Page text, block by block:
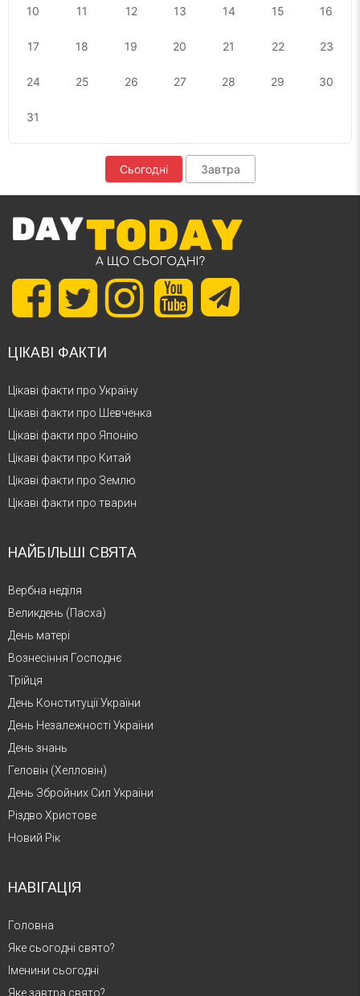
10 11 12 13 14 15 16
17 18 19 20 21 22 23
24 25 26 27 28 29 30
31
Сьогодні Завтра
ЦІКАВІ ФАКТИ
Цікаві факти про Україну
Цікаві факти про Шевченка
Цікаві факти про Японію
Цікаві факти про Китай
Цікаві факти про Землю
Цікаві факти про тварин
НАЙБІЛЬШІ СВЯТА
Вербна неділя
Великдень (Пасха)
День матері
Вознесіння Господнє
Трійця
День Конституції України
День Незалежності України
День знань
Геловін (Хелловін)
День Збройних Сил України
Різдво Христове
Новий Рік
НАВІГАЦІЯ
Головна
Яке сьогодні свято?
Іменини сьогодні
Яке завтра свято?